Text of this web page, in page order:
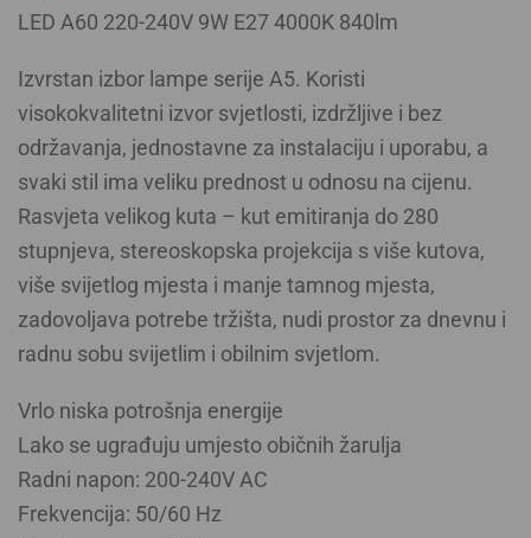
LED A60 220-240V 9W E27 4000K 840lm
Izvrstan izbor lampe serije A5. Koristi
visokokvalitetni izvor svjetlosti, izdržljive i bez
održavanja, jednostavne za instalaciju i uporabu, a
svaki stil ima veliku prednost u odnosu na cijenu.
Rasvjeta velikog kuta – kut emitiranja do 280
stupnjeva, stereoskopska projekcija s više kutova,
više svijetlog mjesta i manje tamnog mjesta,
zadovoljava potrebe tržišta, nudi prostor za dnevnu i
radnu sobu svijetlim i obilnim svjetlom.
Vrlo niska potrošnja energije
Lako se ugrađuju umjesto običnih žarulja
Radni napon: 200-240V AC
Frekvencija: 50/60 Hz